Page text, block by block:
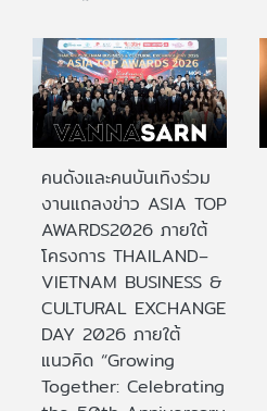
คนดังและคนบันเทิงร่วม
งานแถลงข่าว ASIA TOP
AWARDS2026 ภายใต้
โครงการ THAILAND–
VIETNAM BUSINESS &
CULTURAL EXCHANGE
DAY 2026 ภายใต้
แนวคิด “Growing
Together: Celebrating